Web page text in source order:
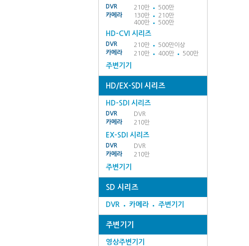
DVR 210만
500만
카메라
130만
210만
400만
500만
HD-CVI 시리즈
DVR 210만
500만이상
카메라
210만 400만 500만
주변기기
HD/EX-SDI 시리즈
HD-SDI 시리즈
DVR
DVR
카메라
210만
EX-SDI 시리즈
DVR
DVR
카메라
210만
주변기기
SD 시리즈
DVR 카메라 주변기기
주변기기
영상주변기기